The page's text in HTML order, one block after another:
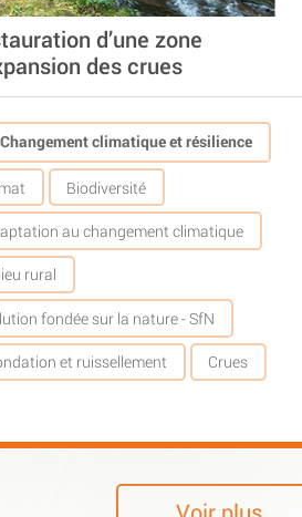
d’une zone
des crues
Changement climatique et résilience
Biodiversité
au changement climatique
rural
fondée sur la nature - SfN
et ruissellement Crues